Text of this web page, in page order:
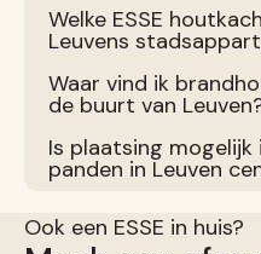
Welke ESSE
Leuvens
Waar vind ik
de buurt van
Is plaatsing
panden in Leuven
Ook een ESSE in huis?